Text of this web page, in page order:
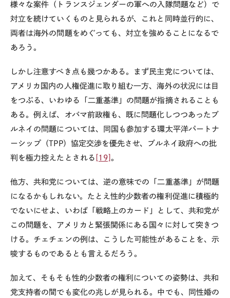
様々な案件（トランスジェンダーの軍への入隊問題など）で
対立を続けていくものと見られるが、これと同時並行的に、
両者は海外の問題をめぐっても、対立を強めることになるで
あろう。
しかし注意すべき点も幾つかある。まず民主党については、
アメリカ国内の人権促進に取り組む一方、海外の状況には目
をつぶる、いわゆる「二重基準」の問題が指摘されることも
ある。例えば、オバマ前政権も、既に問題化しつつあったブ
ルネイの問題については、同国も参加する環太平洋パートナ
ーシップ（TPP）協定交渉を優先させ、ブルネイ政府への批
判を極力控えたとされる [19]。
他方、共和党については、逆の意味での「二重基準」が問題
になるかもしれない。たとえ性的少数者の権利促進に積極的
でないにせよ、いわば「戦略上のカード」として、共和党が
この問題を、アメリカと緊張関係にある国々に対して突きつ
ける。チェチェンの例は、こうした可能性があることを、示
唆するものであるとも言えるだろう。
加えて、そもそも性的少数者の権利についての姿勢は、共和
党支持者の間でも変化の兆しが見られる。中でも、同性婚の